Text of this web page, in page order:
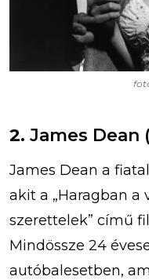
2. James Dean
James Dean a
akit a „Haragban a
szerettelek” című
Mindössze 24
autóbalesetben,